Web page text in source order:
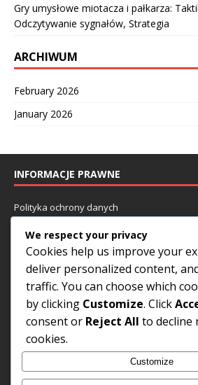
Gry umysłowe miotacza i pałkarza:
Odczytywanie sygnałów, Strategia
ARCHIWUM
February 2026
January 2026
INFORMACJE PRAWNE
Polityka ochrony danych
Preferencje plików cookie
Regulamin
Kim jesteśmy
Skontaktuj się
KATEGORIE
Podejście mentalne
We respect your privacy
Cookies help us improve your
deliver personalized content,
traffic. You can choose which
by clicking Customize. Click
consent or Reject All to decline
cookies.
Customize